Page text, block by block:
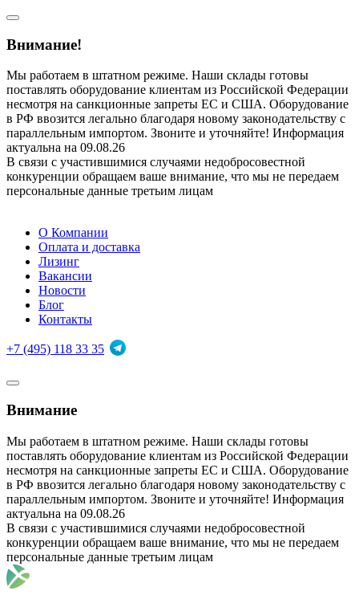
Внимание!
Мы работаем в штатном режиме. Наши склады готовы
поставлять оборудование клиентам из Российской Федерации
несмотря на санкционные запреты ЕС и США. Оборудование
в РФ ввозится легально благодаря новому законодательству с
параллельным импортом. Звоните и уточняйте! Информация
актуальна на 09.08.26
В связи с участившимися случаями недобросовестной
конкуренции обращаем ваше внимание, что мы не передаем
персональные данные третьим лицам
О Компании
Оплата и доставка
Лизинг
Вакансии
Новости
Блог
Контакты
+7 (495) 118 33 35
Внимание
Мы работаем в штатном режиме. Наши склады готовы
поставлять оборудование клиентам из Российской Федерации
несмотря на санкционные запреты ЕС и США. Оборудование
в РФ ввозится легально благодаря новому законодательству с
параллельным импортом. Звоните и уточняйте! Информация
актуальна на 09.08.26
В связи с участившимися случаями недобросовестной
конкуренции обращаем ваше внимание, что мы не передаем
персональные данные третьим лицам